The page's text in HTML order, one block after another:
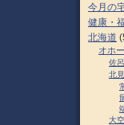
今月の
健康・
北海道
オホ
佐
北
大